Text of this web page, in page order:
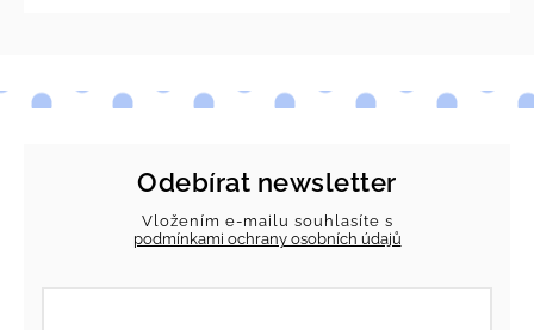
Odebírat newsletter
Vložením e-mailu souhlasíte s
podmínkami ochrany osobních údajů